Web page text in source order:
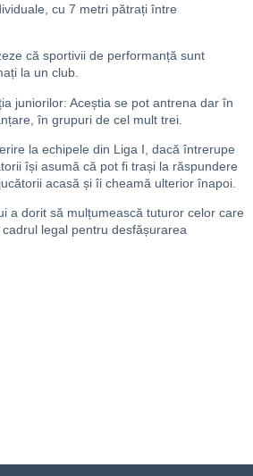
cu 7 metri pătrați între
că sportivii de performanță sunt
la un club.
juniorilor: Aceștia se pot antrena dar în
în grupuri de cel mult trei.
la echipele din Liga I, dacă întrerupe
își asumă că pot fi trași la răspundere
acasă și îi cheamă ulterior înapoi.
a dorit să mulțumească tuturor celor care
legal pentru desfășurarea